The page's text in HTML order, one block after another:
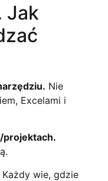
Jak
Nie
Excelami i
projektach.
Każdy wie, gdzie